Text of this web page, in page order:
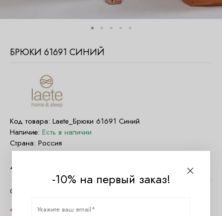
БРЮКИ 61691 СИНИЙ
Код товара: Laete_Брюки 61691 Синий
Наличие: Есть в наличии
Страна: Россия
4840
Очистить параметры
Размер
-10% на первый заказ!